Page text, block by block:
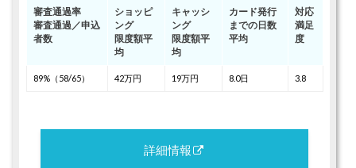
審査通過率
審査通過／申込
者数
ショッピ
ング
限度額平
均
キャッシ
ング
限度額平
均
カード発行
までの日数
平均
対応
満足
度
89%（58/65） 42万円 19万円 8.0日 3.8
詳細情報